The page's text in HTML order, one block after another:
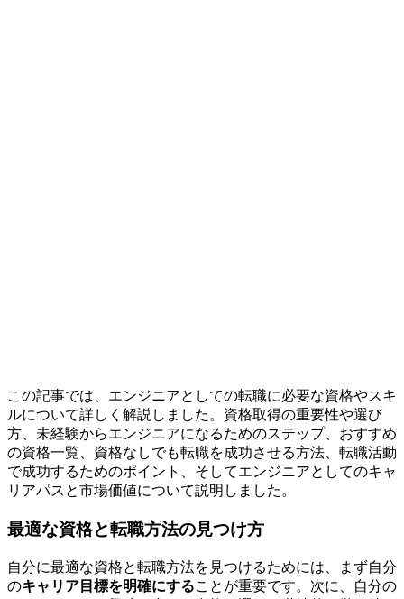
この記事では、エンジニアとしての転職に必要な資格やスキ
ルについて詳しく解説しました。資格取得の重要性や選び
方、未経験からエンジニアになるためのステップ、おすすめ
の資格一覧、資格なしでも転職を成功させる方法、転職活動
で成功するためのポイント、そしてエンジニアとしてのキャ
リアパスと市場価値について説明しました。
最適な資格と転職方法の見つけ方
自分に最適な資格と転職方法を見つけるためには、まず自分
のキャリア目標を明確にすることが重要です。次に、自分の